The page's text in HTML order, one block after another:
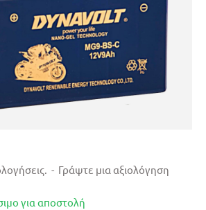
για αποστολή
- Γράψτε μια αξιολόγηση